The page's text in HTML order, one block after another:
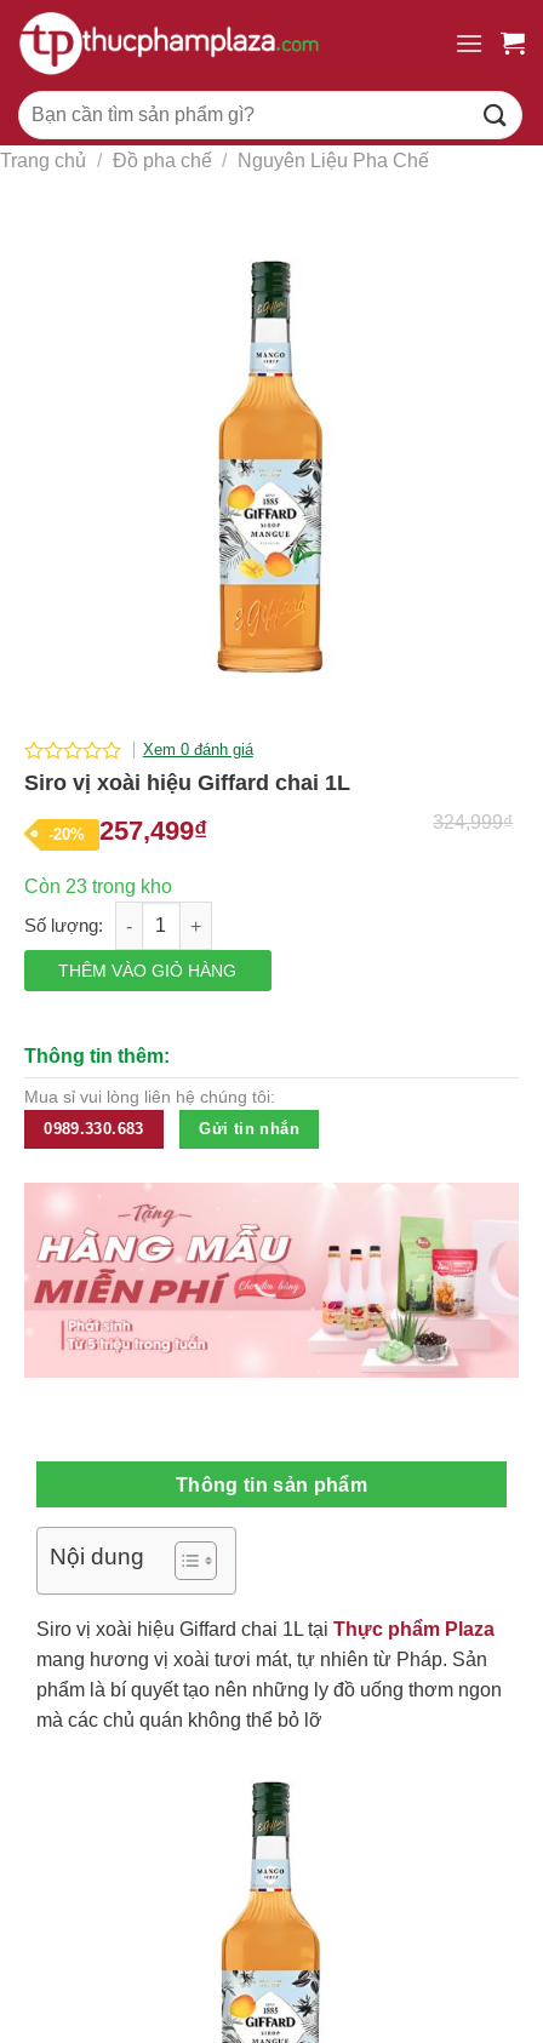
Chuyển
đến
dung
Tìm
kiếm:
Trang chủ / Đồ pha chế / Nguyên Liệu Pha Chế
0
of
5
Xem 0 đánh giá
Siro vị xoài hiệu Giffard chai 1L
-20%
324,999₫
Giá
là:
324,999₫.
257,499₫Giá
tại
257,499₫.
Còn 23 trong kho
Siro vị xoài hiệu Giffard chai 1L số lượng
THÊM VÀO GIỎ HÀNG
Thông tin thêm:
Mua sỉ vui lòng liên hệ chúng tôi:
0989.330.683
Gửi tin nhắn
Thông tin sản phẩm
Nội dung
Siro vị xoài hiệu Giffard chai 1L tại Thực phẩm Plaza
mang hương vị xoài tươi mát, tự nhiên từ Pháp. Sản
phẩm là bí quyết tạo nên những ly đồ uống thơm ngon
mà các chủ quán không thể bỏ lỡ